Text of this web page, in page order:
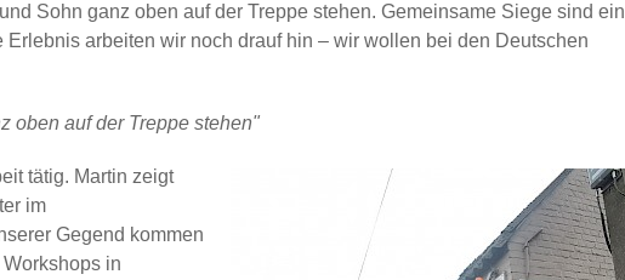
Sohn ganz oben auf der Treppe stehen. Gemeinsame Siege sind ein
arbeiten wir noch drauf hin – wir wollen bei den Deutschen
oben auf der Treppe stehen
tätig. Martin zeigt
im
Gegend kommen
in